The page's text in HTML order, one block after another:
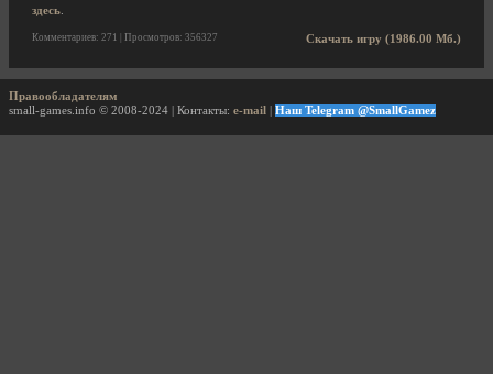
здесь
Скачать игру (1986.00 Мб.)
Комментариев: 271 | Просмотров: 356327
Правообладателям
small-games.info © 2008-2024 | Контакты: e-mail Наш Telegram @SmallGamez